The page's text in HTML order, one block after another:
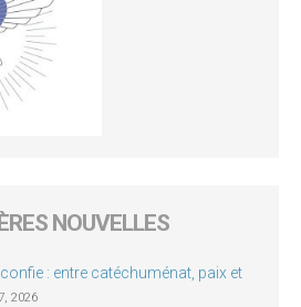
NOUVELLES
: entre catéchuménat, paix et
2026